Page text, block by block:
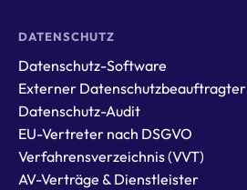
DATENSCHUTZ
Datenschutz-Software
Externer Datenschutzbeauftragter
Datenschutz-Audit
EU-Vertreter nach DSGVO
Verfahrensverzeichnis (VVT)
AV-Verträge & Dienstleister